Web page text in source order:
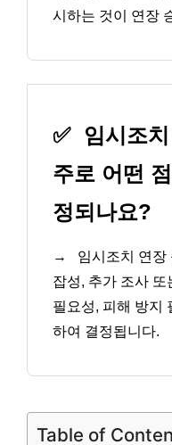
시하는 것이 연장
✅
임시조
주로 어떤
정되나요?
→
임시조치 연장
잡성, 추가 조사 또
필요성, 피해 방지
하여 결정됩니다.
Table of